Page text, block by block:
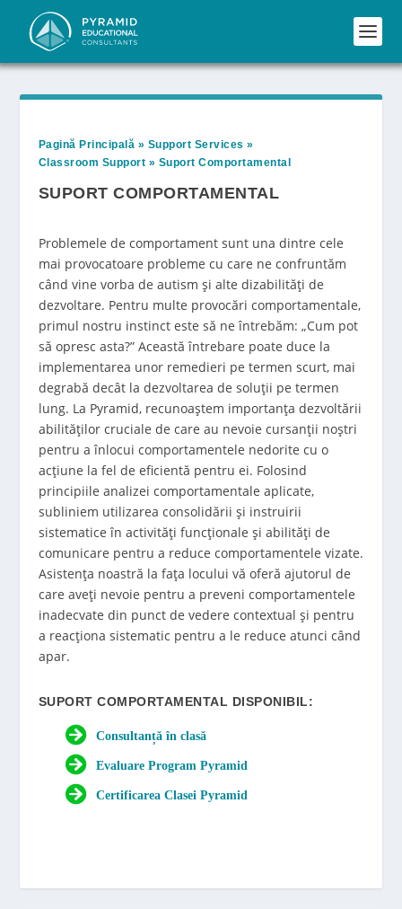
Pagină Principală » Support Services »
Classroom Support » Suport Comportamental
SUPORT COMPORTAMENTAL
Problemele de comportament sunt una dintre cele
mai provocatoare probleme cu care ne confruntăm
când vine vorba de autism și alte dizabilități de
dezvoltare. Pentru multe provocări comportamentale,
primul nostru instinct este să ne întrebăm: „Cum pot
să opresc asta?” Această întrebare poate duce la
implementarea unor remedieri pe termen scurt, mai
degrabă decât la dezvoltarea de soluții pe termen
lung. La Pyramid, recunoaștem importanța dezvoltării
abilităților cruciale de care au nevoie cursanții noștri
pentru a înlocui comportamentele nedorite cu o
acțiune la fel de eficientă pentru ei. Folosind
principiile analizei comportamentale aplicate,
subliniem utilizarea consolidării și instruirii
sistematice în activități funcționale și abilități de
comunicare pentru a reduce comportamentele vizate.
Asistența noastră la fața locului vă oferă ajutorul de
care aveți nevoie pentru a preveni comportamentele
inadecvate din punct de vedere contextual și pentru
a reacționa sistematic pentru a le reduce atunci când
apar.
SUPORT COMPORTAMENTAL DISPONIBIL:
Consultanță în clasă
Evaluare Program Pyramid
Certificarea Clasei Pyramid